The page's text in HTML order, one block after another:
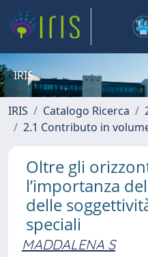
IRIS
IRIS Catalogo Ricerca
2.1 Contributo in
Oltre gli
l’importanza
delle
speciali
MADDALENA S